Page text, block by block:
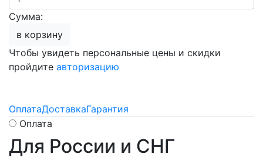
Сумма:
в корзину
Чтобы увидеть персональные цены и скидки
пройдите авторизацию
ОплатаДоставкаГарантия
Оплата
Для России и СНГ